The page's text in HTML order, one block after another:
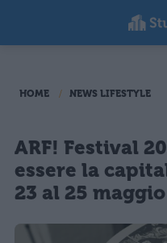
HOME NEWS LIFESTYLE
ARF! Festival
essere la
23 al 25 maggio